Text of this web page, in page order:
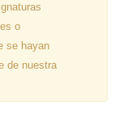
o
se hayan
de nuestra